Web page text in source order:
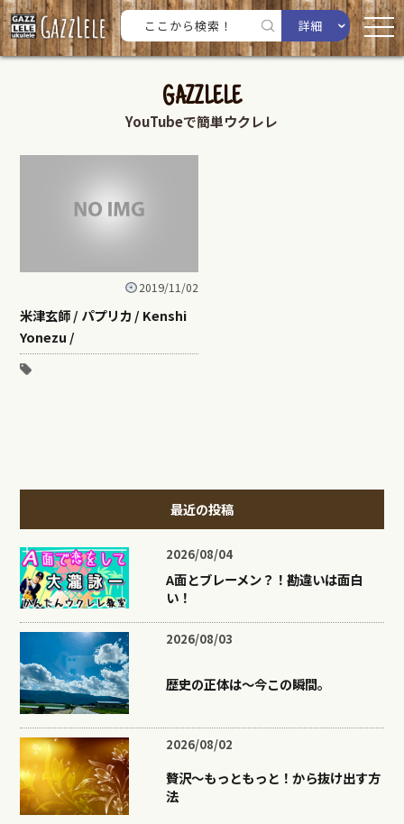
詳細
GAZZLELE
YouTubeで簡単ウクレレ
2019/11/02
米津玄師 / パプリカ / Kenshi
Yonezu /
最近の投稿
2026/08/04
A面とブレーメン？！勘違いは面白
い！
2026/08/03
歴史の正体は〜今この瞬間。
2026/08/02
贅沢〜もっともっと！から抜け出す方
法